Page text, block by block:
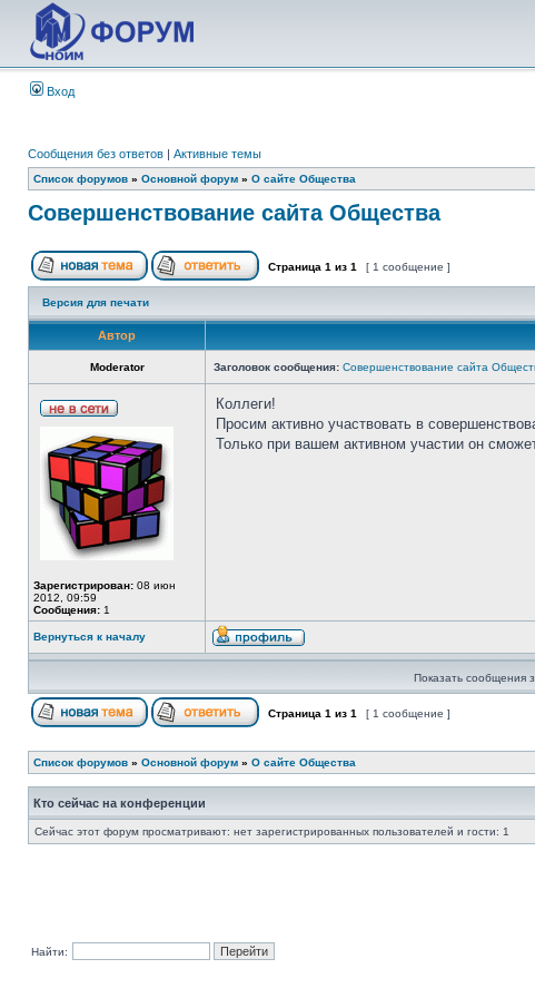
Вход
Сообщения без ответов | Активные темы
Список форумов » Основной форум » О сайте Общества
Совершенствование сайта Общества
Страница 1 из 1 [ 1 сообщение ]
Версия для печати
Автор
Moderator Заголовок сообщения: Совершенствование сайта
Зарегистрирован: 08 июн
2012, 09:59
Сообщения: 1
Коллеги!
Просим активно участвовать в
Только при вашем активном участии он
Вернуться к началу
Показать сообщения
Страница 1 из 1 [ 1 сообщение ]
Список форумов » Основной форум » О сайте Общества
Кто сейчас на конференции
Сейчас этот форум просматривают: нет зарегистрированных пользователей и гости: 1
Найти: